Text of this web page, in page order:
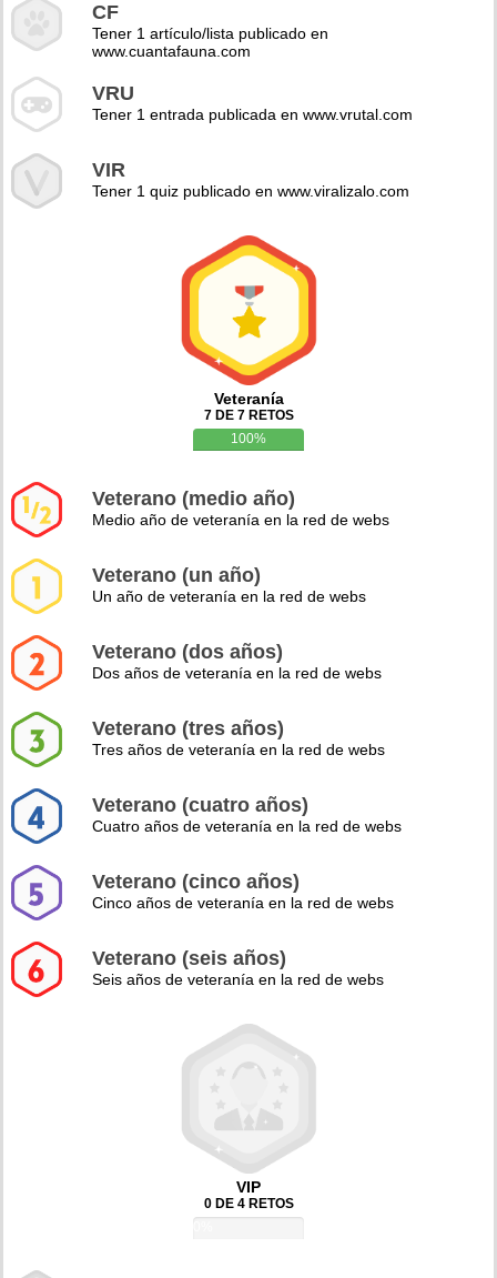
CF
Tener 1 artículo/lista publicado en
www.cuantafauna.com
VRU
Tener 1 entrada publicada en www.vrutal.com
VIR
Tener 1 quiz publicado en www.viralizalo.com
Veteranía
7 DE 7 RETOS
100%
Veterano (medio año)
Medio año de veteranía en la red de webs
Veterano (un año)
Un año de veteranía en la red de webs
Veterano (dos años)
Dos años de veteranía en la red de webs
Veterano (tres años)
Tres años de veteranía en la red de webs
Veterano (cuatro años)
Cuatro años de veteranía en la red de webs
Veterano (cinco años)
Cinco años de veteranía en la red de webs
Veterano (seis años)
Seis años de veteranía en la red de webs
VIP
0 DE 4 RETOS